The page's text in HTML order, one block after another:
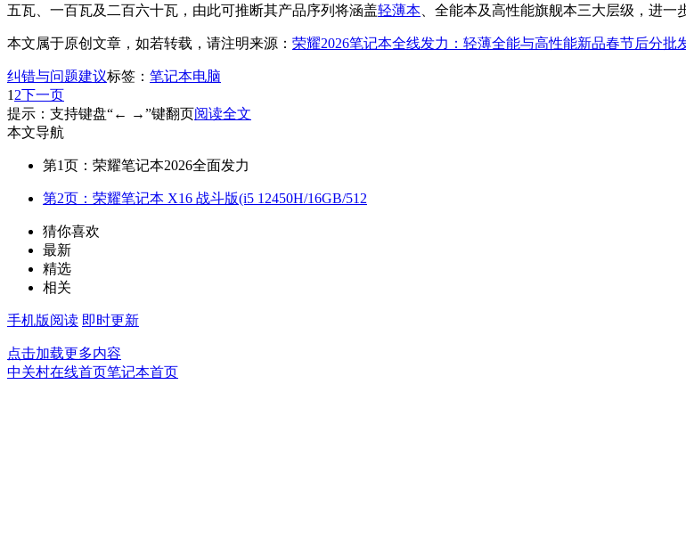
五瓦、一百瓦及二百六十瓦，由此可推断其产品序列将涵盖轻薄本 、全能本及高性能旗舰本三大层级，进一
本文属于原创文章，如若转载，请注明来源： 荣耀2026笔记本全线发力：轻薄全能与高性能新品春节后分批
纠错与问题建议标签： 笔记本电脑
1 2下一页
提示：支持键盘“← →”键翻页阅读全文
本文导航
第1页：荣耀笔记本2026全面发力
第2页：荣耀笔记本 X16 战斗版(i5 12450H/16GB/512
猜你喜欢
最新
精选
相关
手机版阅读 即时更新
点击加载更多内容
中关村在线首页笔记本首页